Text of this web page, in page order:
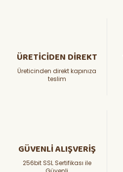
ÜRETİCİDEN DİREKT
Üreticinden direkt kapınıza
teslim
GÜVENLİ ALIŞVERİŞ
256bit SSL Sertifikası ile